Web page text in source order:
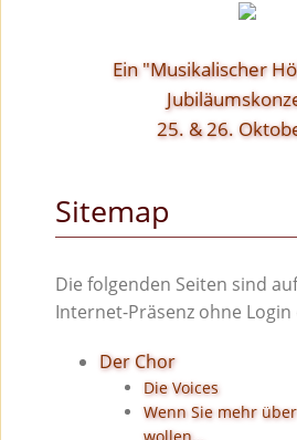
Ein "Musikalischer
25. & 26.
Sitemap
Die folgenden Seiten sind
Internet-Präsenz ohne
Der Chor
Die Voices
Wenn Sie mehr